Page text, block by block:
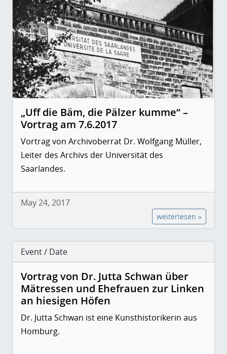
„Uff die Bäm, die Pälzer kumme“ –
Vortrag am 7.6.2017
Vortrag von Archivoberrat Dr. Wolfgang Müller,
Leiter des Archivs der Universität des
Saarlandes.
May 24, 2017
weiterlesen »
Event / Date
Vortrag von Dr. Jutta Schwan über
Mätressen und Ehefrauen zur Linken
an hiesigen Höfen
Dr. Jutta Schwan ist eine Kunsthistorikerin aus
Homburg.